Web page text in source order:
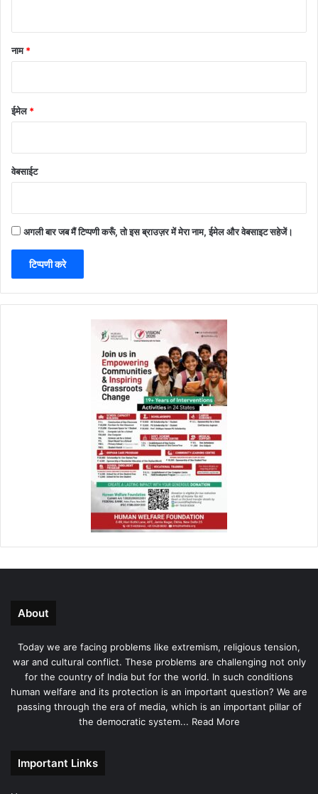
नाम*
ईमेल*
वेबसाईट
अगली बार जब मैं टिप्पणी करूँ, तो इस ब्राउज़र में मेरा नाम, ईमेल और वेबसाइट सहेजें।
About
Today we are facing problems like extremism, religious tension,
war and cultural conflict. These problems are challenging not only
for the country of India but for the world. In such conditions
human welfare and its protection is an important question? We are
passing through the era of media, which is an important pillar of
the democratic system... Read More
Important Links